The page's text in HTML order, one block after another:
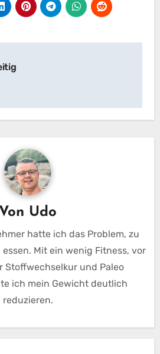
Von Udo
hatte ich das Problem, zu
Mit ein wenig Fitness, vor
Stoffwechselkur und Paleo
ich mein Gewicht deutlich
reduzieren.